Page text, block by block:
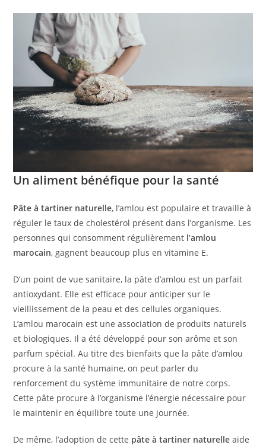
Un aliment bénéfique pour la santé
Pâte à tartiner naturelle, l’amlou est populaire et travaille à
réguler le taux de cholestérol présent dans l’organisme. Les
personnes qui consomment régulièrement l’amlou
marocain, gagnent beaucoup plus en vitamine E.
D’un point de vue sanitaire, la pâte d’amlou est un parfait
antioxydant. Elle est efficace pour anticiper sur le
vieillissement de la peau et des cellules organiques.
L’amlou marocain est une association de produits naturels
et biologiques. Il a été développé pour son arôme et son
parfum spécial. Au titre des bienfaits que la pâte d’amlou
procure à la santé humaine, on peut parler du
renforcement du système immunitaire de notre corps.
Cette pâte procure à l’organisme l’énergie nécessaire pour
le maintenir en équilibre toute une journée.
De même, l’adoption de cette pâte à tartiner naturelle aide